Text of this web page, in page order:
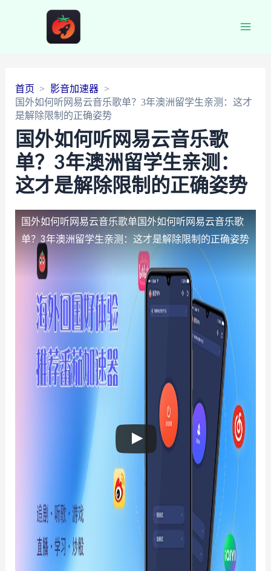
首页
影音加速器
国外如何听网易云音乐歌单？3年澳洲留学生亲测：这才
是解除限制的正确姿势
国外如何听网易云音乐歌
单？3年澳洲留学生亲测：
这才是解除限制的正确姿势
国外如何听网易云音乐歌单国外如何听网易云音乐歌
单？3年澳洲留学生亲测：这才是解除限制的正确姿势